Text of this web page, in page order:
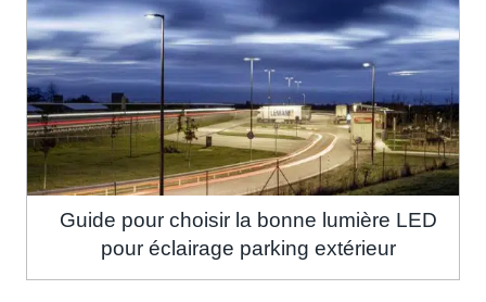
Guide pour choisir la bonne lumière LED
pour éclairage parking extérieur